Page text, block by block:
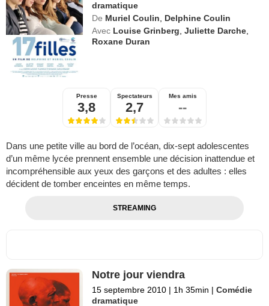
dramatique
De Muriel Coulin
Delphine Coulin
Avec Louise Grinberg ,Juliette Darche
Roxane Duran
Presse
3,8
Spectateurs
2,7
Mes amis
--
Dans une petite ville au bord de l’océan, dix-sept adolescentes
d’un même lycée prennent ensemble une décision inattendue et
incompréhensible aux yeux des garçons et des adultes : elles
décident de tomber enceintes en même temps.
STREAMING
Notre jour viendra
15 septembre 2010 | 1h 35min | Comédie
dramatique